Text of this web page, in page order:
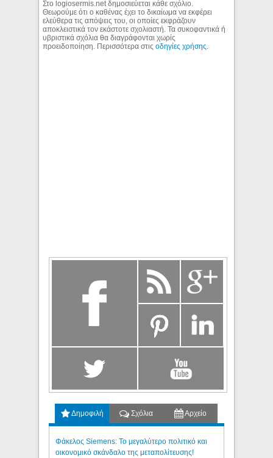
Στο logiosermis.net δημοσιεύεται κάθε σχόλιο.
Θεωρούμε ότι ο καθένας έχει το δικαίωμα να εκφέρει
ελεύθερα τις απόψεις του, οι οποίες εκφράζουν
αποκλειστικά τον εκάστοτε σχολιαστή. Τα συκοφαντικά ή
υβριστικά σχόλια θα διαγράφονται χωρίς
προειδοποίηση. Περισσότερα στιςοδηγίες χρήσης
Δημοφιλή Σχόλια Αρχείο
Φάκελος Siemens: Το μεγαλύτερο πολιτικό και
οικονομικό σκάνδαλο της μεταπολίτευσης!